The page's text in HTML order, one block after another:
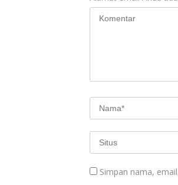
Simpan nama,